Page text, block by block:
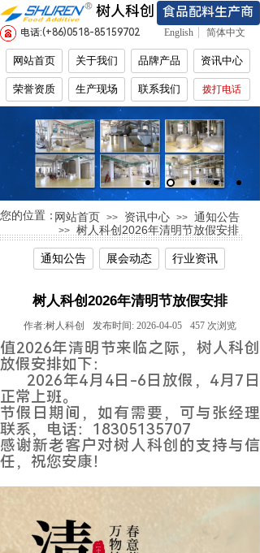
树人科创
拨打电话
English 简体中文
网站首页 关于我们 品牌产品 资讯中心
荣誉资质 生产现场 联系我们
电话:(+86)0518-85159702
食品配料生产商
网站首页 >> 资讯中心 >> 通知公告
>> 树人科创2026年清明节放假安排
您的位置：
通知公告 展会动态 行业资讯
树人科创2026年清明节放假安排
作者:树人科创 发布时间: 2026-04-05 457 次浏览
值2026年清明节来临之际，树人科创
放假安排如下：
2026年4月4日-6日放假，4月7日
正常上班。
节假日期间，如有需要，可与张经理
联系，电话：18305135707
感谢新老客户对树人科创的支持与信
任，祝您安康！